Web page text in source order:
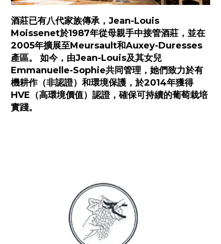
酒莊已有八代家族傳承，Jean-Louis
Moissenet於1987年從母親手中接管酒莊，並在
2005年擴展至Meursault和Auxey-Duresses
產區。 如今，由Jean-Louis及其女兒
Emmanuelle-Sophie共同管理，她們致力於有
機耕作（非認證）和環境保護，於2014年獲得
HVE（高環境價值）認證，確保可持續的葡萄栽培
實踐。